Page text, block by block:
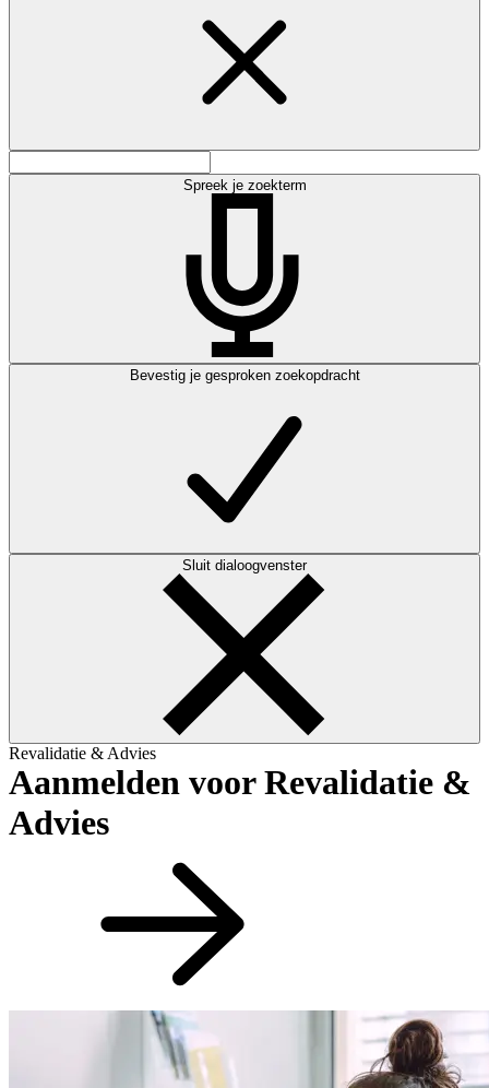
Spreek je zoekterm
Bevestig je gesproken zoekopdracht
Sluit dialoogvenster
Revalidatie & Advies
Aanmelden voor Revalidatie &
Advies